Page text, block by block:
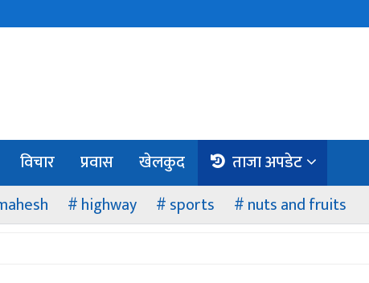
विचार प्रवास खेलकुद ताजा अपडेट
highway sports nuts and fruits